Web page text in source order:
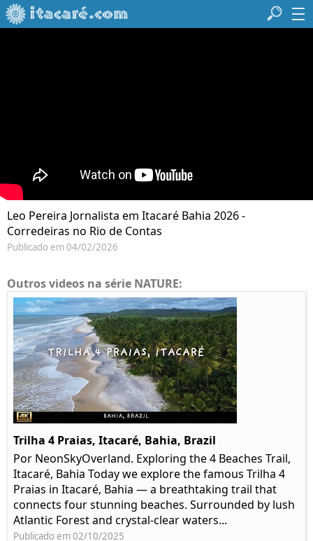
Leo Pereira Jornalista em Itacaré Bahia 2026 -
Corredeiras no Rio de Contas
Publicado em 04/02/2026
Outros videos na série NATURE:
Trilha 4 Praias, Itacaré, Bahia, Brazil
Por NeonSkyOverland. Exploring the 4 Beaches Trail,
Itacaré, Bahia Today we explore the famous Trilha 4
Praias in Itacaré, Bahia — a breathtaking trail that
connects four stunning beaches. Surrounded by lush
Atlantic Forest and crystal-clear waters...
Publicado em 02/10/2025